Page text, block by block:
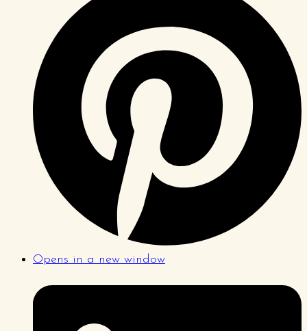
Opens in a new window